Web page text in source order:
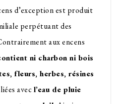
d’exception est produit
perpétuant des
aux encens
ni charbon ni bois
fleurs, herbes, résines
avecl’eau de pluie